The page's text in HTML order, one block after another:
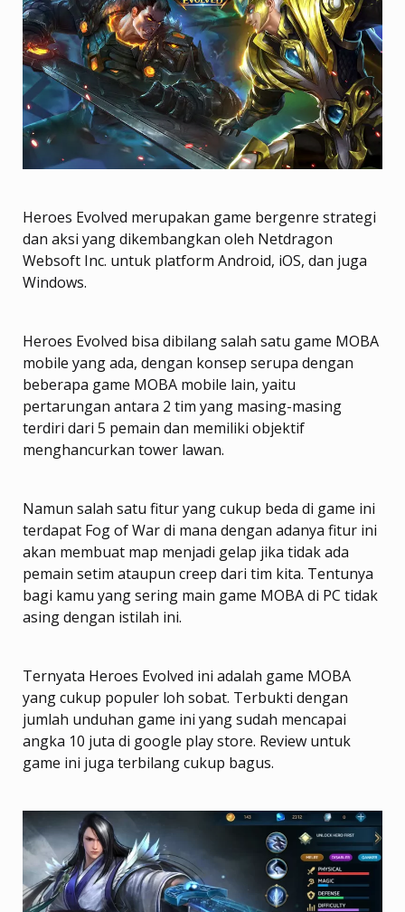
Heroes Evolved merupakan game bergenre strategi
dan aksi yang dikembangkan oleh Netdragon
Websoft Inc. untuk platform Android, iOS, dan juga
Windows.
Heroes Evolved bisa dibilang salah satu game MOBA
mobile yang ada, dengan konsep serupa dengan
beberapa game MOBA mobile lain, yaitu
pertarungan antara 2 tim yang masing-masing
terdiri dari 5 pemain dan memiliki objektif
menghancurkan tower lawan.
Namun salah satu fitur yang cukup beda di game ini
terdapat Fog of War di mana dengan adanya fitur ini
akan membuat map menjadi gelap jika tidak ada
pemain setim ataupun creep dari tim kita. Tentunya
bagi kamu yang sering main game MOBA di PC tidak
asing dengan istilah ini.
Ternyata Heroes Evolved ini adalah game MOBA
yang cukup populer loh sobat. Terbukti dengan
jumlah unduhan game ini yang sudah mencapai
angka 10 juta di google play store. Review untuk
game ini juga terbilang cukup bagus.